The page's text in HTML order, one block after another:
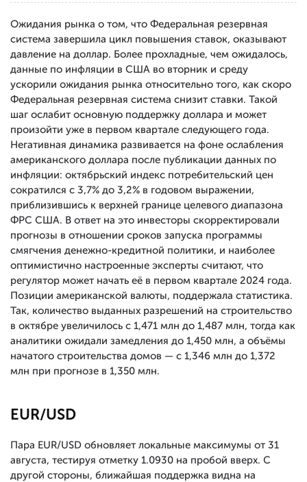
Ожидания рынка о том, что Федеральная резервная
система завершила цикл повышения ставок, оказывают
давление на доллар. Более прохладные, чем ожидалось,
данные по инфляции в США во вторник и среду
ускорили ожидания рынка относительно того, как скоро
Федеральная резервная система снизит ставки. Такой
шаг ослабит основную поддержку доллара и может
произойти уже в первом квартале следующего года.
Негативная динамика развивается на фоне ослабления
американского доллара после публикации данных по
инфляции: октябрьский индекс потребительский цен
сократился с 3,7% до 3,2% в годовом выражении,
приблизившись к верхней границе целевого диапазона
ФРС США. В ответ на это инвесторы скорректировали
прогнозы в отношении сроков запуска программы
смягчения денежно-кредитной политики, и наиболее
оптимистично настроенные эксперты считают, что
регулятор может начать её в первом квартале 2024 года.
Позиции американской валюты, поддержала статистика.
Так, количество выданных разрешений на строительство
в октябре увеличилось с 1,471 млн до 1,487 млн, тогда как
аналитики ожидали замедления до 1,450 млн, а объёмы
начатого строительства домов — с 1,346 млн до 1,372
млн при прогнозе в 1,350 млн.
EUR/USD
Пара EUR/USD обновляет локальные максимумы от 31
августа, тестируя отметку 1.0930 на пробой вверх. С
другой стороны, ближайшая поддержка видна на